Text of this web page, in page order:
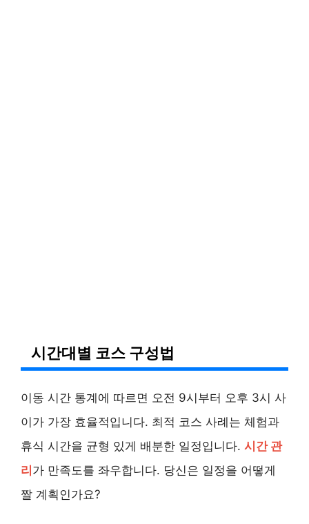
시간대별 코스 구성법
이동 시간 통계에 따르면 오전 9시부터 오후 3시 사
이가 가장 효율적입니다. 최적 코스 사례는 체험과
휴식 시간을 균형 있게 배분한 일정입니다. 시간 관
리가 만족도를 좌우합니다. 당신은 일정을 어떻게
짤 계획인가요?